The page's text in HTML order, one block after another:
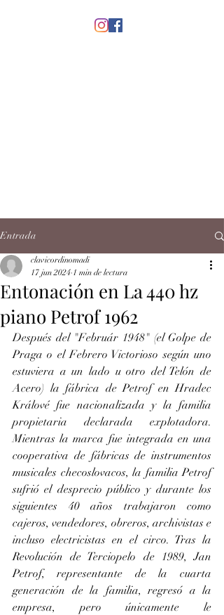
Entrada
Entonación en La 440 hz
piano Petrof 1962
clavicordinomadi
17 jun 2024 1 min de lectura
Después del "Február 1948" (el Golpe de
Praga o el Febrero Victorioso según uno
estuviera a un lado u otro del Telón de
Acero) la fábrica de Petrof en Hradec
Králové fue nacionalizada y la familia
propietaria declarada explotadora.
Mientras la marca fue integrada en una
cooperativa de fábricas de instrumentos
musicales checoslovacos, la familia Petrof
sufrió el desprecio público y durante los
siguientes 40 años trabajaron como
cajeros, vendedores, obreros, archivistas e
incluso electricistas en el circo. Tras la
Revolución de Terciopelo de 1989, Jan
Petrof, representante de la cuarta
generación de la familia, regresó a la
empresa, pero únicamente le